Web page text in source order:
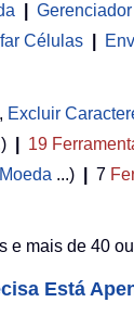
Células
, Excluir
19
...) 7
e mais de 40
Está